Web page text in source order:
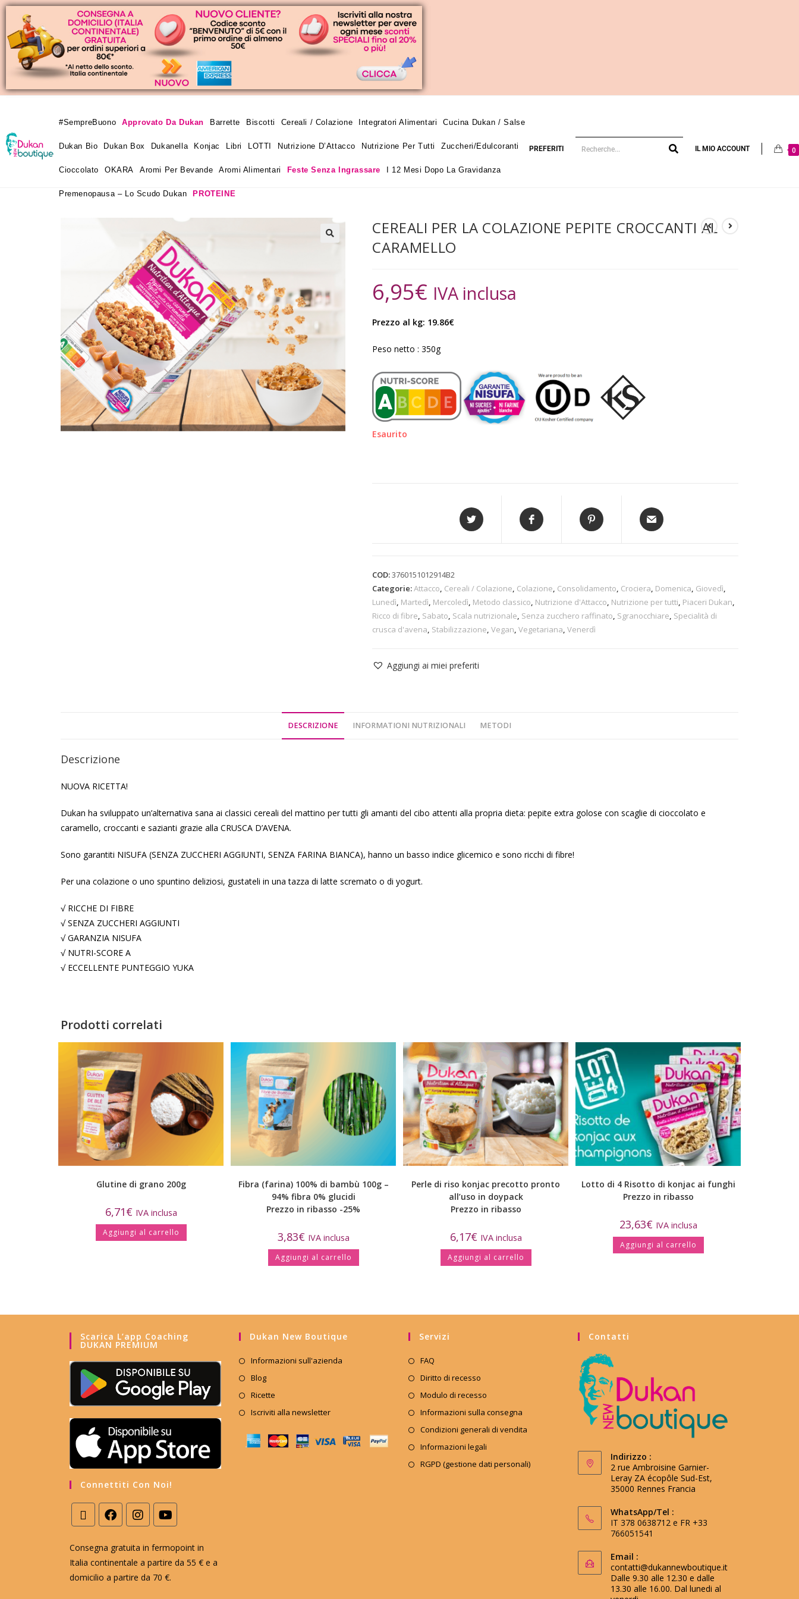
PREFERITI IL MIO ACCOUNT 0
#SempreBuono Approvato Da Dukan Barrette Biscotti Cereali / Colazione Integratori Alimentari Cucina Dukan / Salse
Dukan Bio Dukan Box Dukanella Konjac Libri LOTTI Nutrizione D’Attacco Nutrizione Per Tutti Zuccheri/edulcoranti
Cioccolato OKARA Aromi Per Bevande Aromi Alimentari Feste Senza Ingrassare I 12 Mesi Dopo La Gravidanza
Premenopausa – Lo Scudo Dukan PROTEINE
CEREALI PER LA COLAZIONE PEPITE CROCCANTI AL
CARAMELLO
6,95€ IVA inclusa
Prezzo al kg: 19.86€
Peso netto : 350g
Esaurito
COD:3760151012914B2
Categorie:Attacco, Cereali / Colazione, Colazione, Consolidamento, Crociera, Domenica, Giovedì,
Lunedì, Martedì, Mercoledì, Metodo classico, Nutrizione d'Attacco, Nutrizione per tutti, Piaceri Dukan,
Ricco di fibre, Sabato, Scala nutrizionale, Senza zucchero raffinato, Sgranocchiare, Specialità di
crusca d'avena, Stabilizzazione,Vegan,Vegetariana,Venerdì
Aggiungi ai miei preferiti
DESCRIZIONE INFORMATIONI NUTRIZIONALI METODI
Descrizione
NUOVA RICETTA!
Dukan ha sviluppato un’alternativa sana ai classici cereali del mattino per tutti gli amanti del cibo attenti alla propria dieta: pepite extra golose con scaglie di cioccolato e
caramello, croccanti e sazianti grazie alla CRUSCA D’AVENA.
Sono garantiti NISUFA (SENZA ZUCCHERI AGGIUNTI, SENZA FARINA BIANCA), hanno un basso indice glicemico e sono ricchi di fibre!
Per una colazione o uno spuntino deliziosi, gustateli in una tazza di latte scremato o di yogurt.
√ RICCHE DI FIBRE
√ SENZA ZUCCHERI AGGIUNTI
√ GARANZIA NISUFA
√ NUTRI-SCORE A
√ ECCELLENTE PUNTEGGIO YUKA
Prodotti correlati
Glutine di grano 200g
6,71€ IVA inclusa
Aggiungi al carrello
Fibra (farina) 100% di bambù 100g –
94% fibra 0% glucidi
Prezzo in ribasso -25%
3,83€ IVA inclusa
Aggiungi al carrello
Perle di riso konjac precotto pronto
all’uso in doypack
Prezzo in ribasso
6,17€ IVA inclusa
Aggiungi al carrello
Lotto di 4 Risotto di konjac ai funghi
Prezzo in ribasso
23,63€ IVA inclusa
Aggiungi al carrello
Scarica L’app Coaching
DUKAN PREMIUM
Connettiti Con Noi!
Consegna gratuita in fermopoint in
Italia continentale a partire da 55 € e a
domicilio a partire da 70 €.
Dukan New Boutique
Informazioni sull'azienda
Blog
Ricette
Iscriviti alla newsletter
Servizi
FAQ
Diritto di recesso
Modulo di recesso
Informazioni sulla consegna
Condizioni generali di vendita
Informazioni legali
RGPD (gestione dati personali)
Contatti
Indirizzo :
2 rue Ambroisine Garnier-
Leray ZA écopôle Sud-Est,
35000 Rennes Francia
WhatsApp/Tel :
IT 378 0638712 e FR +33
766051541
Email :
contatti@dukannewboutique.it
Dalle 9.30 alle 12.30 e dalle
13.30 alle 16.00. Dal lunedi al